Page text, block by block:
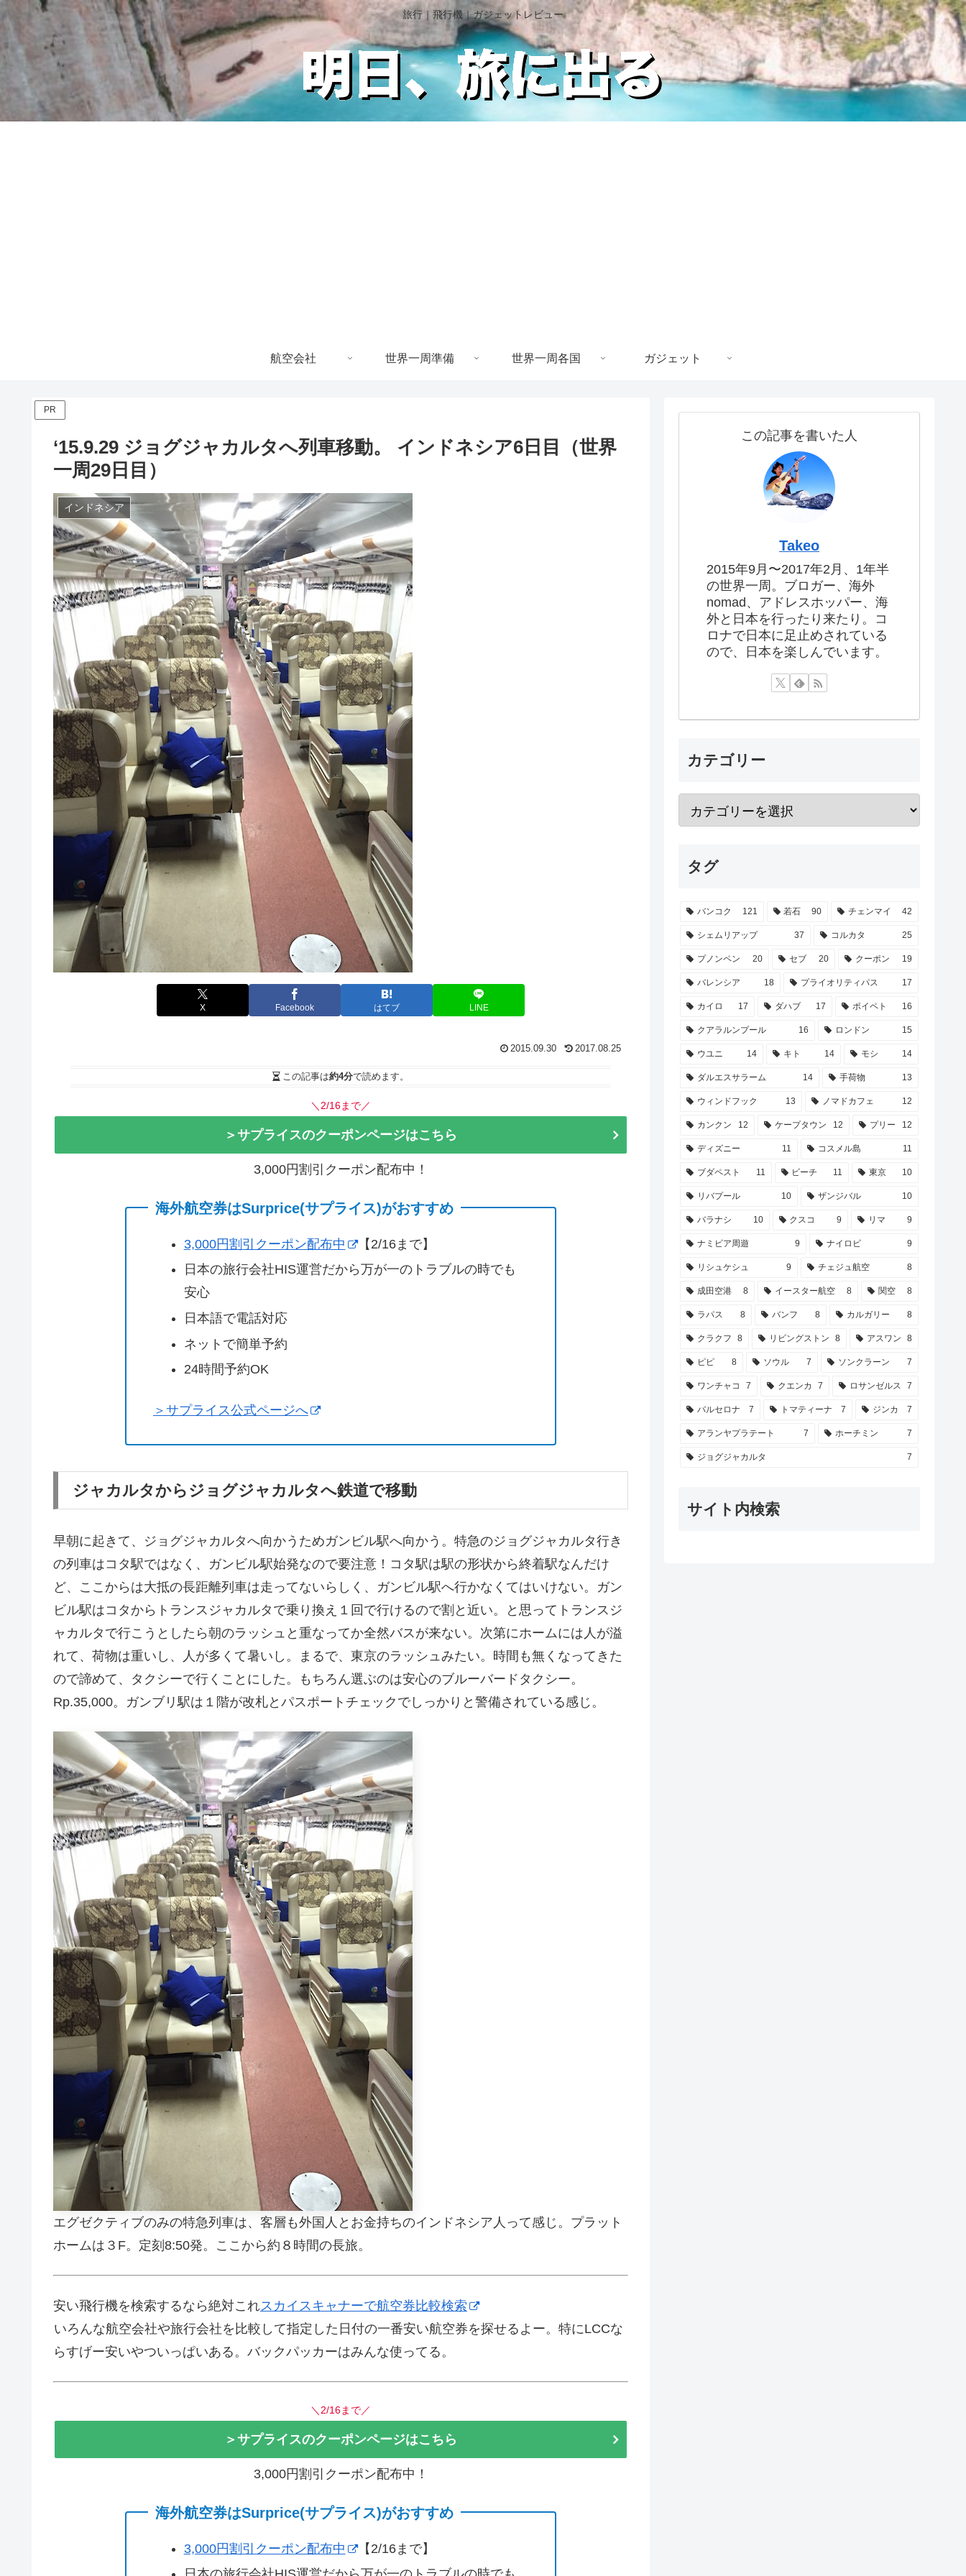
旅行｜飛行機｜ガジェットレビュー
航空会社 世界一周準備 世界一周各国 ガジェット
PR
‘15.9.29 ジョグジャカルタへ列車移動。 インドネシア6日目（世界
一周29日目）
インドネシア
X Facebook はてブ LINE
2015.09.30 2017.08.25
この記事は約4分で読めます。
＼2/16まで／
＞サプライスのクーポンページはこちら
3,000円割引クーポン配布中！
海外航空券はSurprice(サプライス)がおすすめ
3,000円割引クーポン配布中
【2/16まで】
日本の旅行会社HIS運営だから万が一のトラブルの時でも
安心
日本語で電話対応
ネットで簡単予約
24時間予約OK
＞サプライス公式ページへ
ジャカルタからジョグジャカルタへ鉄道で移動
早朝に起きて、ジョグジャカルタへ向かうためガンビル駅へ向かう。特急のジョグジャカルタ行き
の列車はコタ駅ではなく、ガンビル駅始発なので要注意！コタ駅は駅の形状から終着駅なんだけ
ど、ここからは大抵の長距離列車は走ってないらしく、ガンビル駅へ行かなくてはいけない。ガン
ビル駅はコタからトランスジャカルタで乗り換え１回で行けるので割と近い。と思ってトランスジ
ャカルタで行こうとしたら朝のラッシュと重なってか全然バスが来ない。次第にホームには人が溢
れて、荷物は重いし、人が多くて暑いし。まるで、東京のラッシュみたい。時間も無くなってきた
ので諦めて、タクシーで行くことにした。もちろん選ぶのは安心のブルーバードタクシー。
Rp.35,000。ガンブリ駅は１階が改札とパスポートチェックでしっかりと警備されている感じ。
エグゼクティブのみの特急列車は、客層も外国人とお金持ちのインドネシア人って感じ。プラット
ホームは３F。定刻8:50発。ここから約８時間の長旅。
安い飛行機を検索するなら絶対これスカイスキャナーで航空券比較検索
いろんな航空会社や旅行会社を比較して指定した日付の一番安い航空券を探せるよー。特にLCCな
らすげー安いやついっぱいある。バックパッカーはみんな使ってる。
＼2/16まで／
＞サプライスのクーポンページはこちら
3,000円割引クーポン配布中！
海外航空券はSurprice(サプライス)がおすすめ
3,000円割引クーポン配布中
【2/16まで】
この記事を書いた人
Takeo
2015年9月〜2017年2月、1年半
の世界一周。ブロガー、海外
nomad、アドレスホッパー、海
外と日本を行ったり来たり。コ
ロナで日本に足止めされている
ので、日本を楽しんでいます。
カテゴリー
タグ
バンコク 121 若石 90 チェンマイ 42
シェムリアップ 37 コルカタ 25
プノンペン 20 セブ 20 クーポン 19
バレンシア 18 プライオリティパス 17
カイロ 17 ダハブ 17 ポイペト 16
クアラルンプール 16 ロンドン 15
ウユニ 14 キト 14 モシ 14
ダルエスサラーム 14 手荷物 13
ウィンドフック 13 ノマドカフェ 12
カンクン 12 ケープタウン 12 プリー 12
ディズニー 11 コスメル島 11
ブダペスト 11 ビーチ 11 東京 10
リバプール 10 ザンジバル 10
バラナシ 10 クスコ 9 リマ 9
ナミビア周遊 9 ナイロビ 9
リシュケシュ 9 チェジュ航空 8
成田空港 8 イースター航空 8 関空 8
ラパス 8 バンフ 8 カルガリー 8
クラクフ 8 リビングストン 8 アスワン 8
ピピ 8 ソウル 7 ソンクラーン 7
ワンチャコ 7 クエンカ 7 ロサンゼルス 7
バルセロナ 7 トマティーナ 7 ジンカ 7
アランヤプラテート 7 ホーチミン 7
ジョグジャカルタ 7
サイト内検索